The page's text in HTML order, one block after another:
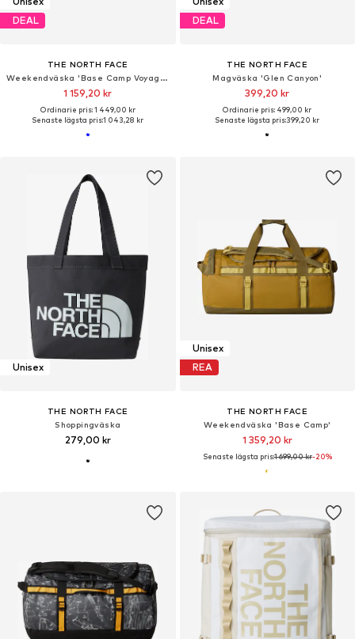
DEAL
THE NORTH FACE
Weekendväska 'Base Camp Voyager'
1 159,20 kr
Ordinarie pris: 1 449,00 kr
Senaste lägsta pris:1 043,28 kr
DEAL
THE NORTH FACE
Magväska 'Glen Canyon'
399,20 kr
Ordinarie pris: 499,00 kr
Senaste lägsta pris:399,20 kr
Unisex
THE NORTH FACE
Shoppingväska
279,00 kr
Unisex
REA
THE NORTH FACE
Weekendväska 'Base Camp'
1 359,20 kr
Senaste lägsta pris:1 699,00 kr-20%